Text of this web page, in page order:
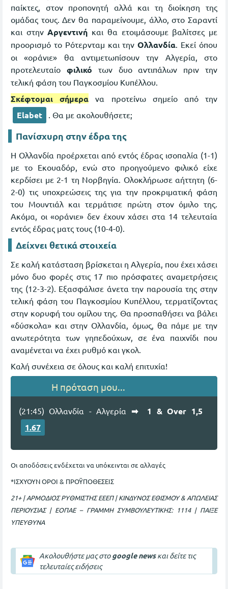
παίκτες, στον προπονητή αλλά και τη διοίκηση της
ομάδας τους. Δεν θα παραμείνουμε, άλλο, στο Σαραντί
και στηνΑργεντινή και θα ετοιμάσουμε βαλίτσες με
προορισμό το Ρότερνταμ και τηνΟλλανδία. Εκεί όπου
οι «οράνιε» θα αντιμετωπίσουν την Αλγερία, στο
προτελευταίο φιλικό των δυο αντιπάλων πριν την
τελική φάση του Παγκοσμίου Κυπέλλου.
Σκέφτομαι σήμερα να προτείνω σημείο από την
Elabet . Θα με ακολουθήσετε;
Πανίσχυρη στην έδρα της
Η Ολλανδία προέρχεται από εντός έδρας ισοπαλία (1-1)
με το Εκουαδόρ, ενώ στο προηγούμενο φιλικό είχε
κερδίσει με 2-1 τη Νορβηγία. Ολοκλήρωσε αήττητη (6-
2-0) τις υποχρεώσεις της για την προκριματική φάση
του Μουντιάλ και τερμάτισε πρώτη στον όμιλο της.
Ακόμα, οι «οράνιε» δεν έχουν χάσει στα 14 τελευταία
εντός έδρας ματς τους (10-4-0).
Δείχνει θετικά στοιχεία
Σε καλή κατάσταση βρίσκεται η Αλγερία, που έχει χάσει
μόνο δυο φορές στις 17 πιο πρόσφατες αναμετρήσεις
της (12-3-2). Εξασφάλισε άνετα την παρουσία της στην
τελική φάση του Παγκοσμίου Κυπέλλου, τερματίζοντας
στην κορυφή του ομίλου της. Θα προσπαθήσει να βάλει
«δύσκολα» και στην Ολλανδία, όμως, θα πάμε με την
ανωτερότητα των γηπεδούχων, σε ένα παιχνίδι που
αναμένεται να έχει ρυθμό και γκολ.
Καλή συνέχεια σε όλους και καλή επιτυχία!
Η πρόταση μου...
(21:45) Ολλανδία - Αλγερία ➡ 1 & Over 1,5
1.67
Οι αποδόσεις ενδέχεται να υπόκεινται σε αλλαγές
*ΙΣΧΥΟΥΝ ΟΡΟΙ & ΠΡΟΫΠΟΘΕΣΕΙΣ
21+ | ΑΡΜΟΔΙΟΣ ΡΥΘΜΙΣΤΗΣ ΕΕΕΠ | ΚΙΝΔΥΝΟΣ ΕΘΙΣΜΟΥ & ΑΠΩΛΕΙΑΣ
ΠΕΡΙΟΥΣΙΑΣ | ΕΟΠΑΕ – ΓΡΑΜΜΗ ΣΥΜΒΟΥΛΕΥΤΙΚΗΣ: 1114 | ΠΑΙΞΕ
ΥΠΕΥΘΥΝΑ
Ακολουθήστε μας στοgoogle newsκαι δείτε τις
τελευταίες ειδήσεις